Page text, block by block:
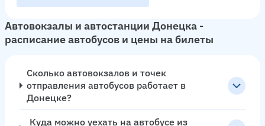
Автовокзалы и автостанции Донецка -
расписание автобусов и цены на билеты
Сколько автовокзалов и точек
отправления автобусов работает в
Донецке?
Куда можно уехать на автобусе из